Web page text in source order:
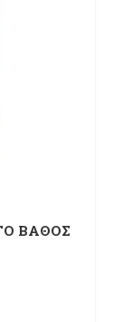
ΒΑΘΟΣ